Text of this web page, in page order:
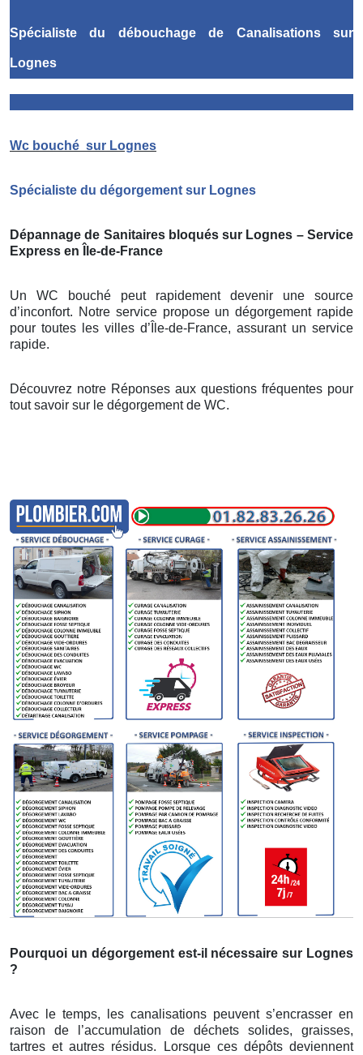
Spécialiste du débouchage de Canalisationssur
Lognes
Wc bouché sur Lognes
Spécialiste du dégorgement sur Lognes
Dépannage de Sanitaires bloqués sur Lognes – Service
Express en Île-de-France
Un WC bouché peut rapidement devenir une source
d’inconfort. Notre service propose un dégorgement rapide
pour toutes les villes d’Île-de-France, assurant un service
rapide.
Découvrez notre Réponses aux questions fréquentes pour
tout savoir sur le dégorgement de WC.
Pourquoi un dégorgement est-il nécessaire sur Lognes
?
Avec le temps, les canalisations peuvent s’encrasser en
raison de l’accumulation de déchets solides, graisses,
tartres et autres résidus. Lorsque ces dépôts deviennent